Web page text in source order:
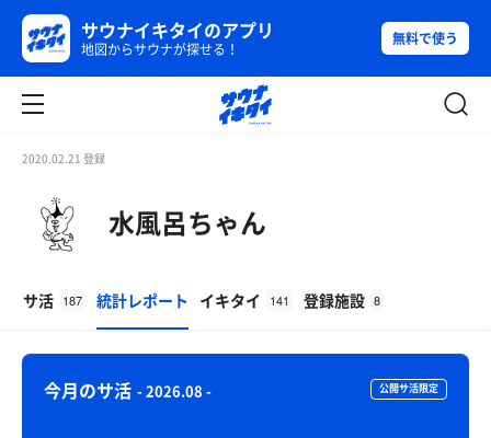
サウナイキタイのアプリ
地図からサウナが探せる！
無料で使う
2020.02.21 登録
水風呂ちゃん
サ活 187 統計レポート イキタイ 141 登録施設 8
今月のサ活 - 2026.08 - 公開サ活限定